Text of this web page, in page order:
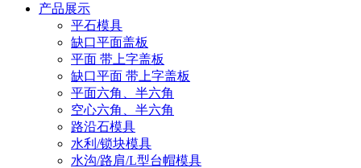
产品展示
平石模具
缺口平面盖板
平面 带上字盖板
缺口平面 带上字盖板
平面六角、半六角
空心六角、半六角
路沿石模具
水利/锁块模具
水沟/路肩/L型台帽模具